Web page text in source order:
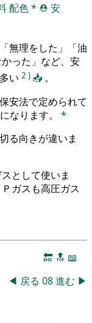
配色* ⛑️ 安
無理をした」「油
かった」など、安
い 2 ) 📥 。
安法で定められて
なります。 *
る向きが違いま
として使いま
ガスも高圧ガス
🔚 🔝 📖
◀ 戻る 08進む ▶